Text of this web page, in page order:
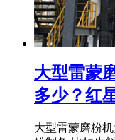
大型雷蒙
多少？红
大型雷蒙磨粉